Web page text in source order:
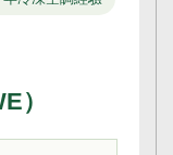
）